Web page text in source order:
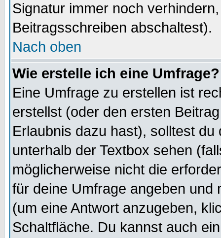
Signatur immer noch
Beitragsschreiben abschaltest).
Nach oben
Wie erstelle ich eine Umfrage?
Eine Umfrage zu erstellen ist
erstellst (oder den ersten
Erlaubnis dazu hast), solltest
unterhalb der Textbox sehen
möglicherweise nicht die
für deine Umfrage angeben und
(um eine Antwort anzugeben,
Schaltfläche. Du kannst auch